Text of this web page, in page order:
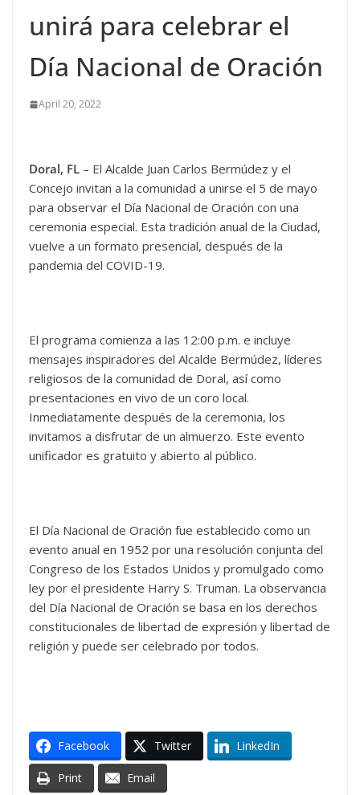
unirá para celebrar el
Día Nacional de Oración
April 20, 2022
Doral, FL – El Alcalde Juan Carlos Bermúdez y el
Concejo invitan a la comunidad a unirse el 5 de mayo
para observar el Día Nacional de Oración con una
ceremonia especial. Esta tradición anual de la Ciudad,
vuelve a un formato presencial, después de la
pandemia del COVID-19.
El programa comienza a las 12:00 p.m. e incluye
mensajes inspiradores del Alcalde Bermúdez, líderes
religiosos de la comunidad de Doral, así como
presentaciones en vivo de un coro local.
Inmediatamente después de la ceremonia, los
invitamos a disfrutar de un almuerzo. Este evento
unificador es gratuito y abierto al público.
El Día Nacional de Oración fue establecido como un
evento anual en 1952 por una resolución conjunta del
Congreso de los Estados Unidos y promulgado como
ley por el presidente Harry S. Truman. La observancia
del Día Nacional de Oración se basa en los derechos
constitucionales de libertad de expresión y libertad de
religión y puede ser celebrado por todos.
Facebook Twitter LinkedIn
Print Email